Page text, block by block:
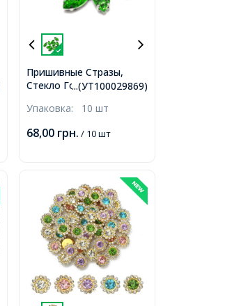
...(УТ100029869)
Пришивные Стразы,
Стекло Горный
Латунь, Конский глаз,
15х7х5мм, Отверстие
Упаковка: 10 шт
68,00 грн. / 10 шт